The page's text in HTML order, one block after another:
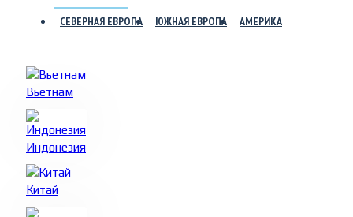
СЕВЕРНАЯ ЕВРОПА ЮЖНАЯ ЕВРОПА АМЕРИКА
Вьетнам
Индонезия
Китай